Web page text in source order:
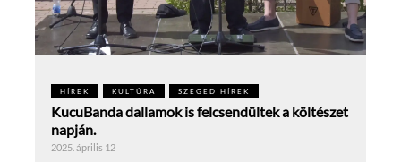
HÍREK KULTÚRA SZEGED HÍREK
KucuBanda dallamok is felcsendültek a költészet
napján.
2025. április 12